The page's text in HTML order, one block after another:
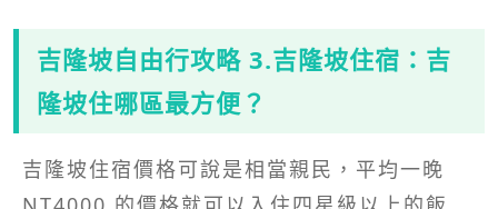
吉隆坡自由行攻略 3.吉隆坡住宿：吉
隆坡住哪區最方便？
吉隆坡住宿價格可說是相當親民，平均一晚